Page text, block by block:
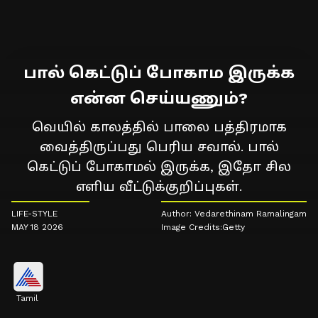
பால் கெட்டுப் போகாம இருக்க
என்ன செய்யணும்?
வெயில் காலத்தில் பாலை பத்திரமாக
வைத்திருப்பது பெரிய சவால். பால்
கெட்டுப் போகாமல் இருக்க, இதோ சில
எளிய வீட்டுக்குறிப்புகள்.
LIFE-STYLE
MAY 18 2026
Author: Vedarethinam Ramalingam
Image Credits:Getty
Tamil